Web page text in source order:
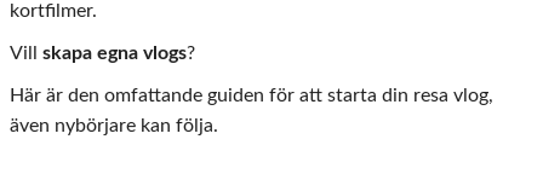
kortfilmer.
Vill skapa egna vlogs?
Här är den omfattande guiden för att starta din resa vlog,
även nybörjare kan följa.